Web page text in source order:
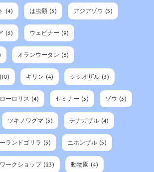
(4) は虫類 (3) アジアゾウ (5)
(3) ウェビナー (9)
オランウータン (6)
(10) キリン (4) シシオザル (3)
ーロリス (4) セミナー (3) ゾウ (3)
ツキノワグマ (3) テナガザル (4)
ランドゴリラ (3) ニホンザル (5)
ワークショップ (23) 動物園 (4)